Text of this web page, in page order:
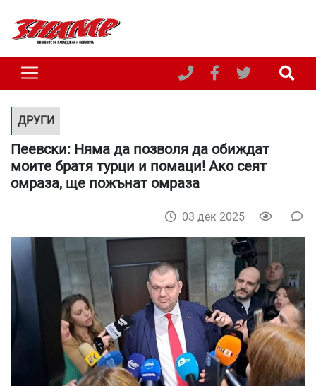
ДРУГИ
Пеевски: Няма да позволя да обиждат
моите братя турци и помаци! Ако сеят
омраза, ще пожънат омраза
03 дек 2025